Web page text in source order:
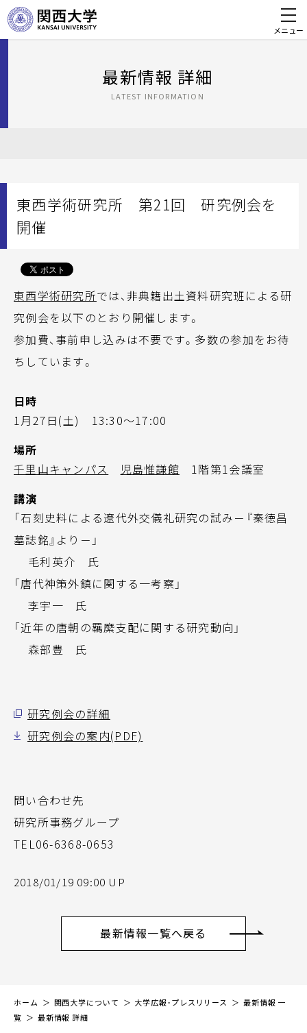
メニュー
最新情報 詳細
LATEST INFORMATION
東西学術研究所 第21回 研究例会を
開催
東西学術研究所では、非典籍出土資料研究班による研
究例会を以下のとおり開催します。
参加費、事前申し込みは不要です。多数の参加をお待
ちしています。
日時
1月27日(土) 13:30～17:00
場所
千里山キャンパス
児島惟謙館 1階第1会議室
講演
「石刻史料による遼代外交儀礼研究の試み－『秦徳昌
墓誌銘』より－」
毛利英介 氏
「唐代神策外鎮に関する一考察」
李宇一 氏
「近年の唐朝の羈縻支配に関する研究動向」
森部豊 氏
研究例会の詳細
研究例会の案内(PDF)
問い合わせ先
研究所事務グループ
TEL06-6368-0653
2018/01/19 09:00 UP
最新情報一覧へ戻る
ホーム 関西大学について 大学広報・プレスリリース
最新情報 一
覧
最新情報 詳細